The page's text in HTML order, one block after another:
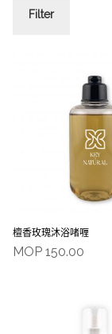
檀香玫瑰沐浴啫喱
MOP 150.00
Filter